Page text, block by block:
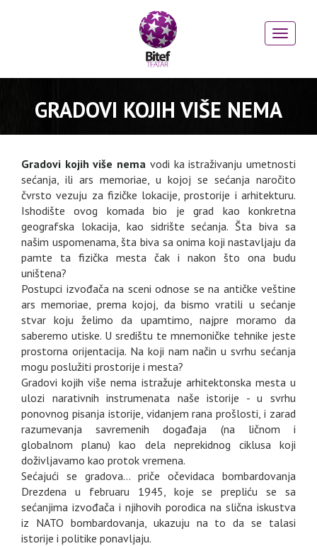
GRADOVI KOJIH VIŠE NEMA
Gradovi kojih više nema vodi ka istraživanju umetnosti
sećanja, ili ars memoriae, u kojoj se sećanja naročito
čvrsto vezuju za fizičke lokacije, prostorije i arhitekturu.
Ishodište ovog komada bio je grad kao konkretna
geografska lokacija, kao sidrište sećanja. Šta biva sa
našim uspomenama, šta biva sa onima koji nastavljaju da
pamte ta fizička mesta čak i nakon što ona budu
uništena?
Postupci izvođača na sceni odnose se na antičke veštine
ars memoriae, prema kojoj, da bismo vratili u sećanje
stvar koju želimo da upamtimo, najpre moramo da
saberemo utiske. U središtu te mnemoničke tehnike jeste
prostorna orijentacija. Na koji nam način u svrhu sećanja
mogu poslužiti prostorije i mesta?
Gradovi kojih više nema istražuje arhitektonska mesta u
ulozi narativnih instrumenata naše istorije - u svrhu
ponovnog pisanja istorije, vidanjem rana prošlosti, i zarad
razumevanja savremenih događaja (na ličnom i
globalnom planu) kao dela neprekidnog ciklusa koji
doživljavamo kao protok vremena.
Sećajući se gradova... priče očevidaca bombardovanja
Drezdena u februaru 1945, koje se prepliću se sa
sećanjima izvođača i njihovih porodica na slična iskustva
iz NATO bombardovanja, ukazuju na to da se talasi
istorije i politike ponavljaju.